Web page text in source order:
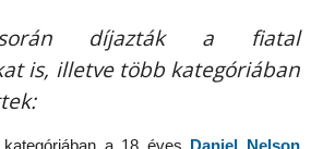
díjazták a fiatal
is, illetve több kategóriában
a 18 éves Daniel Nelson